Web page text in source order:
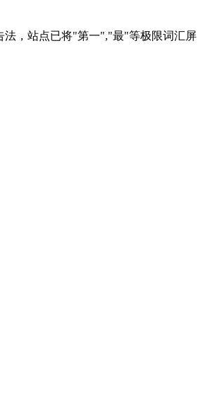
法，站点已将"第一","最"等极限词汇屏